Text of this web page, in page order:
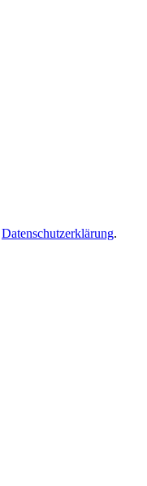
Datenschutzerklärung.